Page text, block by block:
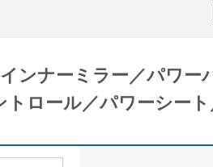
ンナーミラー／パワー
ロール／パワーシー